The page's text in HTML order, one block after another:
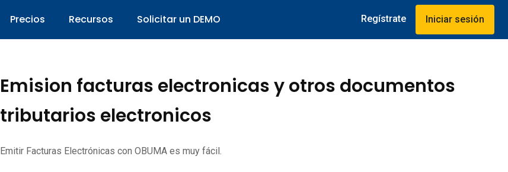
Precios Recursos Solicitar un DEMO Regístrate Iniciar sesión
Emision facturas electronicas y otros documentos
tributarios electronicos
Emitir Facturas Electrónicas con OBUMA es muy fácil.